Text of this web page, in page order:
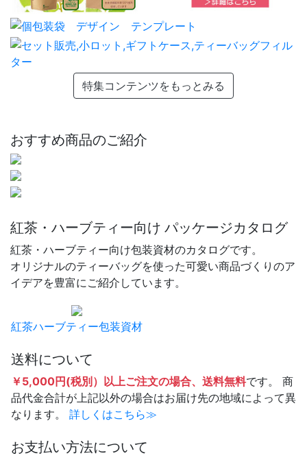
特集コンテンツをもっとみる
おすすめ商品のご紹介
紅茶・ハーブティー向け パッケージカタログ
紅茶・ハーブティー向け包装資材のカタログです。
オリジナルのティーバッグを使った可愛い商品づくりのア
イデアを豊富にご紹介しています。
紅茶ハーブティー包装資材
送料について
￥5,000円(税別）以上ご注文の場合、送料無料です。 商
品代金合計が上記以外の場合はお届け先の地域によって異
なります。
詳しくはこちら≫
お支払い方法について